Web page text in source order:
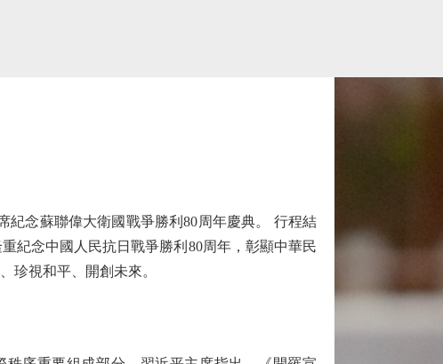
念蘇聯偉大衛國戰爭勝利80周年慶典。 行程結
紀念中國人民抗日戰爭勝利80周年，彰顯中華民
珍視和平、開創未來。